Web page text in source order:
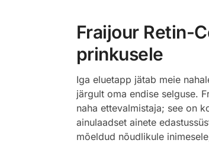
Fraijour Retin-
prinkusele
Iga eluetapp jätab meie
järgult oma endise selguse.
naha ettevalmistaja; see on
ainulaadset ainete
mõeldud nõudlikule